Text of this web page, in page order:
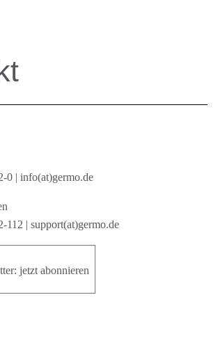
0 | info(at)germo.de
112 | support(at)germo.de
jetzt abonnieren